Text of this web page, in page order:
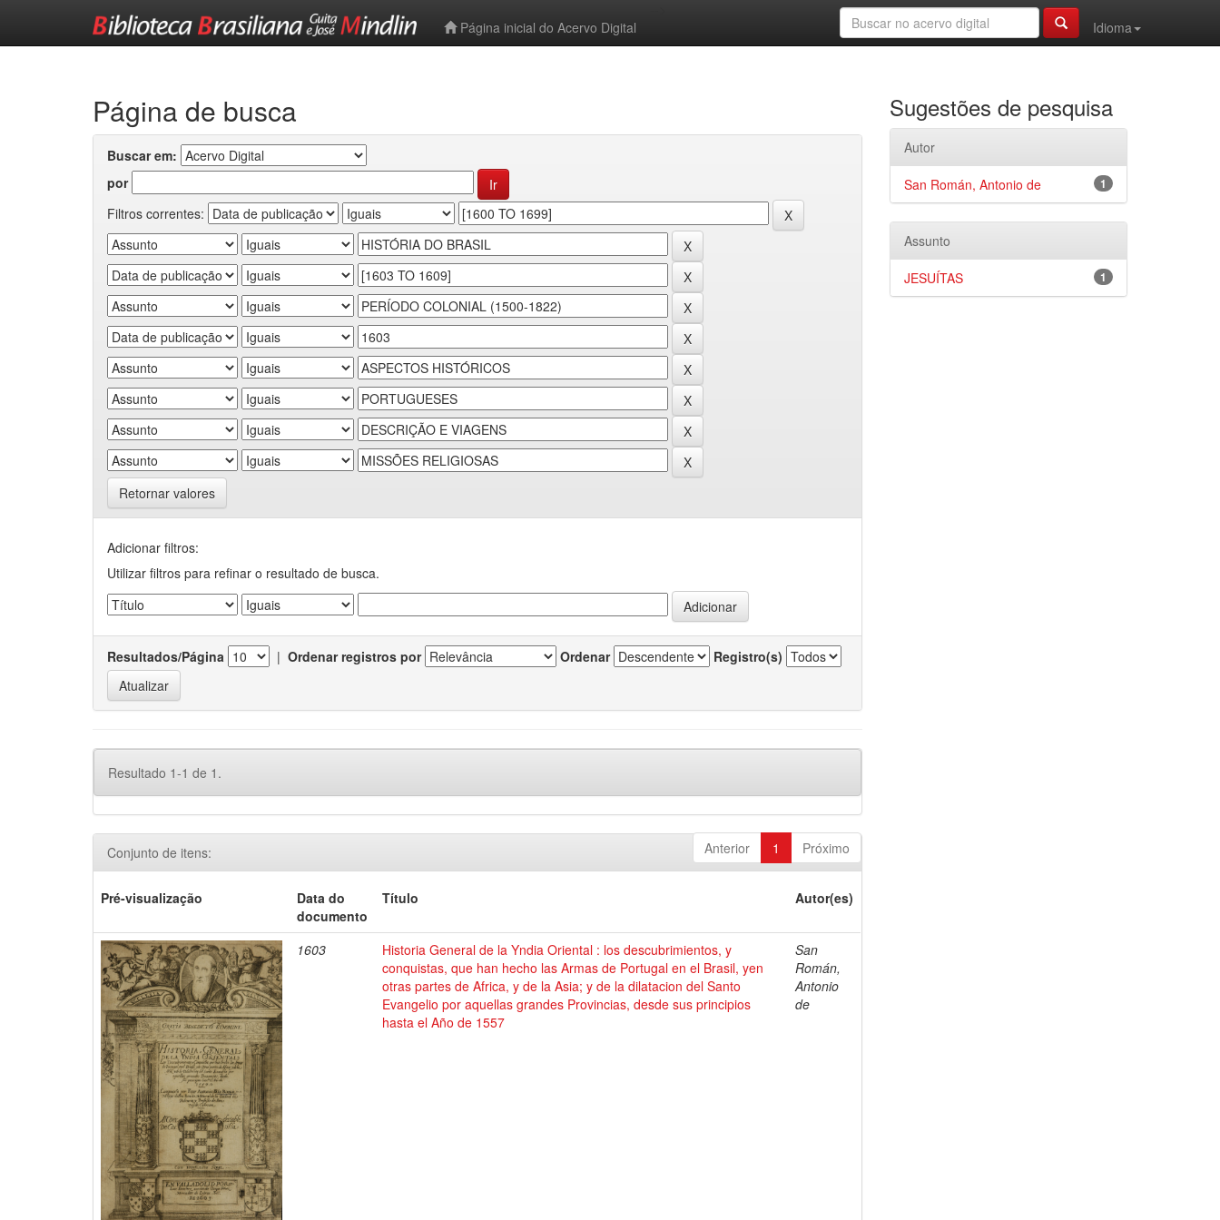
Página inicial do Acervo Digital
Idioma
Página de busca
Buscar em:
por
Filtros correntes:
Retornar valores
Adicionar filtros:
Utilizar filtros para refinar o resultado de busca.
Resultados/Página | Ordenar registros por Ordenar Registro(s)
Resultado 1-1 de 1.
Anterior 1 Próximo
Conjunto de itens:
Pré-visualização
Data do
documento
Título Autor(es)
1603
Historia General de la Yndia Oriental : los descubrimientos, y
conquistas, que han hecho las Armas de Portugal en el Brasil, yen
otras partes de Africa, y de la Asia; y de la dilatacion del Santo
Evangelio por aquellas grandes Provincias, desde sus principios
hasta el Año de 1557
San
Román,
Antonio
de
Sugestões de pesquisa
Autor
1
San Román, Antonio de
Assunto
1
JESUÍTAS